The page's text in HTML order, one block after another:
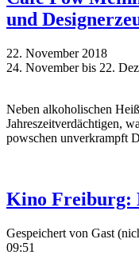
und
22. November 2018
24. November bis 22.
Neben alkoholischen
Jahreszeitverdächtigen,
powschen unverkrampft
Kino Freiburg:
Gespeichert von Gast
09:51